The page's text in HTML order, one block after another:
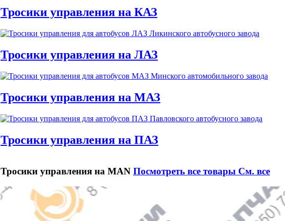
Тросики управления на КАЗ
Тросики управления на ЛАЗ
Тросики управления на МАЗ
Тросики управления на ПАЗ
Тросики управления на MAN Посмотреть все товары См. все